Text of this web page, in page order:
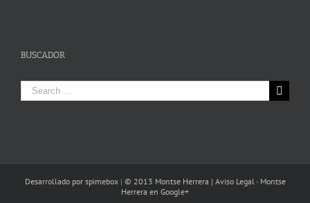
BUSCADOR
Search
for:
Desarrollado por spimebox| © 2013 Montse Herrera | Aviso Legal- Montse
Herrera en Google+